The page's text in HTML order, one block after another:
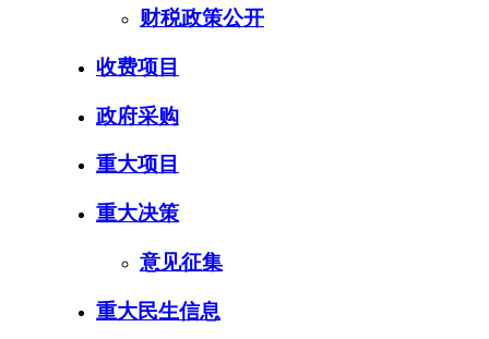
财税政策公开
收费项目
政府采购
重大项目
重大决策
意见征集
重大民生信息